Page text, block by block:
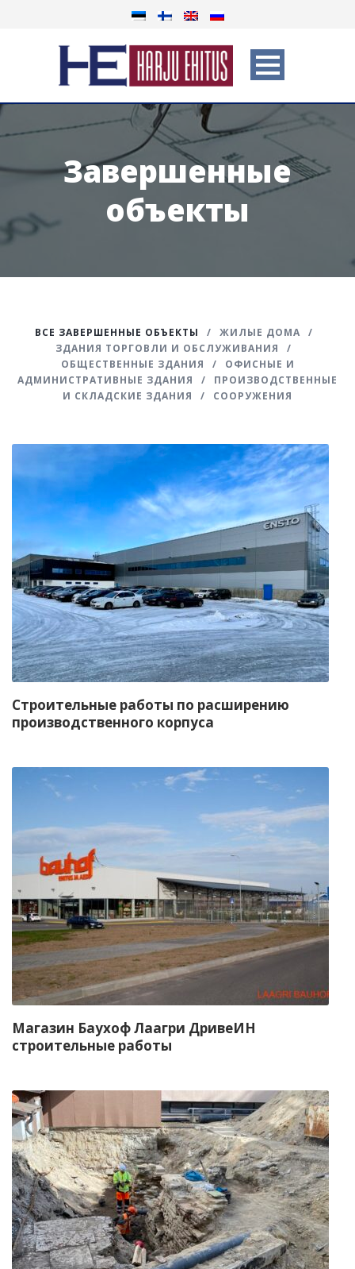
Завершенные
объекты
ВСЕ ЗАВЕРШЕННЫЕ ОБЪЕКТЫ / ЖИЛЫЕ ДОМА
/
ЗДАНИЯ ТОРГОВЛИ И ОБСЛУЖИВАНИЯ
/
ОБЩЕСТВЕННЫЕ ЗДАНИЯ
/
ОФИСНЫЕ И
АДМИНИСТРАТИВНЫЕ ЗДАНИЯ
/
ПРОИЗВОДСТВЕННЫЕ
И СКЛАДСКИЕ ЗДАНИЯ
/ СООРУЖЕНИЯ
Строительные работы по расширению
производственного корпуса
Магазин Баухоф Лаагри ДривеИН
строительные работы